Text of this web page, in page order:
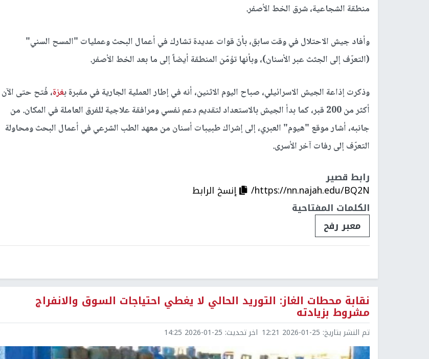
منطقة الشجاعية، شرق الخط الأصفر.
وأفاد جيش الاحتلال في وقت سابق، بأنّ قوات عديدة تشارك في أعمال البحث وعمليات "المسح السني"
(التعرّف إلى الجثث عبر الأسنان)، وبأنها تؤمّن المنطقة أيضاً إلى ما بعد الخط الأصفر.
وذكرت إذاعة الجيش الاسرائيلي، صباح اليوم الاثنين، أنه في إطار العملية الجارية في مقبرة بغزة، فُتح حتى الآن
أكثر من 200 قبر، كما بدأ الجيش بالاستعداد لتقديم دعم نفسي ومرافقة علاجية للفرق العاملة في المكان. من
جانبه، أشار موقع "هيوم" العبري، إلى إشراك طبيبات أسنان من معهد الطب الشرعي في أعمال البحث ومحاولة
التعرّف إلى رفات آخر الأسرى.
رابط قصير
https://nn.najah.edu/BQ2N/
إنسخ الرابط
الكلمات المفتاحية
معبر رفح
نقابة محطات الغاز: التوريد الحالي لا يغطي احتياجات السوق والانفراج
مشروط بزيادته
تم النشر بتاريخ: 2026-01-25 12:21 اخر تحديث: 2026-01-25 14:25